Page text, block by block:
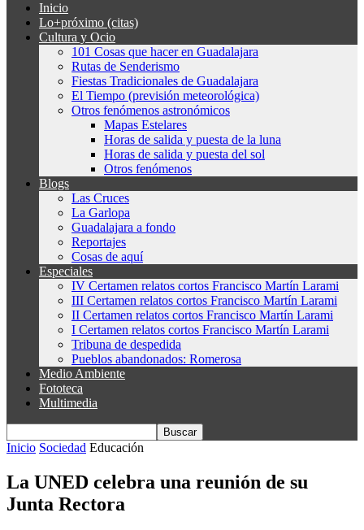
Inicio
Lo+próximo (citas)
Cultura y Ocio
101 Cosas que hacer en Guadalajara
Rutas de Senderismo
Fiestas Tradicionales de Guadalajara
El Tiempo (previsión meteorológica)
Otros fenómenos astronómicos
Mapas Estelares
Horas de salida y puesta de la luna
Horas de salida y puesta del sol
Otros fenómenos
Blogs
Las Cruces
La Garlopa
Guadalajara a fondo
Reportajes
Cosas de aquí
Especiales
IV Certamen relatos cortos Francisco Martín Larami
III Certamen relatos cortos Francisco Martín Larami
II Certamen relatos cortos Francisco Martín Larami
I Certamen relatos cortos Francisco Martín Larami
Tribuna de despedida
Pueblos abandonados: Romerosa
Medio Ambiente
Fototeca
Multimedia
Inicio Sociedad Educación
La UNED celebra una reunión de su
Junta Rectora